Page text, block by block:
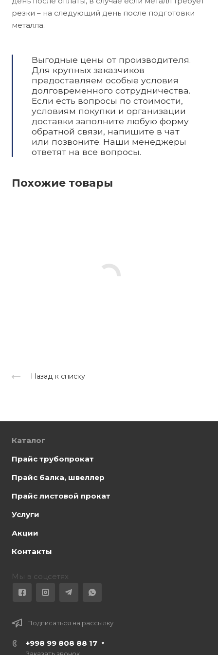
резки – на следующий день после подготовки
металла.
Выгодные цены от производителя.
Для крупных заказчиков
предоставляем особые условия
долговременного сотрудничества.
Если есть вопросы по стоимости,
условиям покупки и организации
доставки заполните любую форму
обратной связи, напишите в чат
или позвоните. Наши менеджеры
ответят на все вопросы.
Похожие товары
Назад к списку
Каталог
Прайс трубопрокат
Прайс балка, швеллер
Прайс листовой прокат
Услуги
Акции
Контакты
Мы в соцсетях
Подписаться на рассылку
+998 99 808 88 17
Заказать звонок